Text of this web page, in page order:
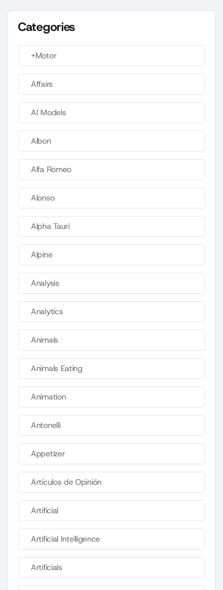
Categories
+Motor
Affairs
AI Models
Albon
Alfa Romeo
Alonso
Alpha Tauri
Alpine
Analysis
Analytics
Animals
Animals Eating
Animation
Antonelli
Appetizer
Artículos de Opinión
Artificial
Artificial Intelligence
Artificials